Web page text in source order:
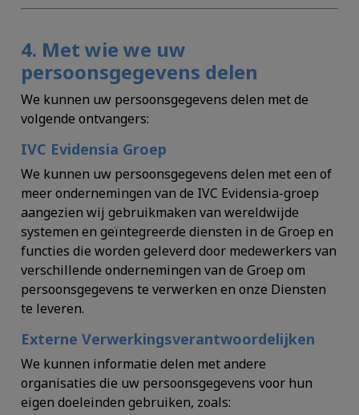
4. Met wie we uw
persoonsgegevens delen
We kunnen uw persoonsgegevens delen met de
volgende ontvangers:
IVC Evidensia Groep
We kunnen uw persoonsgegevens delen met een of
meer ondernemingen van de IVC Evidensia-groep
aangezien wij gebruikmaken van wereldwijde
systemen en geïntegreerde diensten in de Groep en
functies die worden geleverd door medewerkers van
verschillende ondernemingen van de Groep om
persoonsgegevens te verwerken en onze Diensten
te leveren.
Externe Verwerkingsverantwoordelijken
We kunnen informatie delen met andere
organisaties die uw persoonsgegevens voor hun
eigen doeleinden gebruiken, zoals: